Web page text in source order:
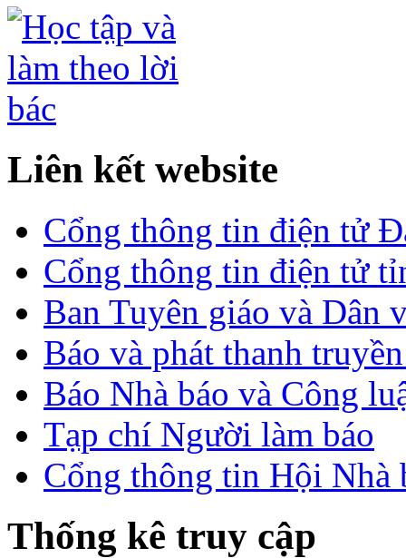
Liên kết website
Cổng thông tin điện tử
Cổng thông tin điện tử
Ban Tuyên giáo và Dân
Báo và phát thanh
Báo Nhà báo và Công
Tạp chí Người làm báo
Cổng thông tin Hội Nhà
Thống kê truy cập